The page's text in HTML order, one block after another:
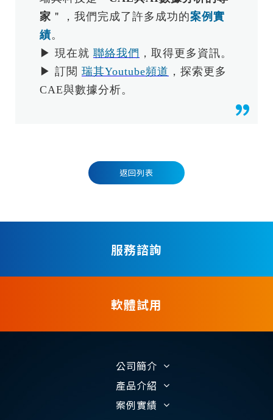
家 ＂，我們完成了許多成功的案例實
績。
▶ 現在就 聯絡我們 ，取得更多資訊。
▶ 訂閱 瑞其Youtube頻道 ，探索更多
CAE與數據分析。
返回列表
服務諮詢
軟體試用
公司簡介
產品介紹
案例實績